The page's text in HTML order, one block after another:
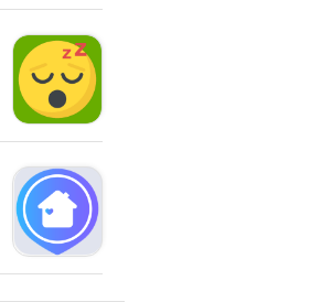
generated
content.
costumes!